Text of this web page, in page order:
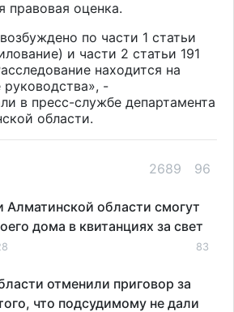
правовая оценка.
по части 1 статьи
и части 2 статьи 191
находится на
-
в пресс-службе департамента
области.
2689 96
области смогут
дома в квитанциях за свет
83
отменили приговор за
что подсудимому не дали